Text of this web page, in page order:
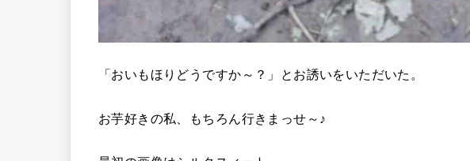
「おいもほりどうですか～？」とお誘いをいただいた。
お芋好きの私、もちろん行きまっせ～♪